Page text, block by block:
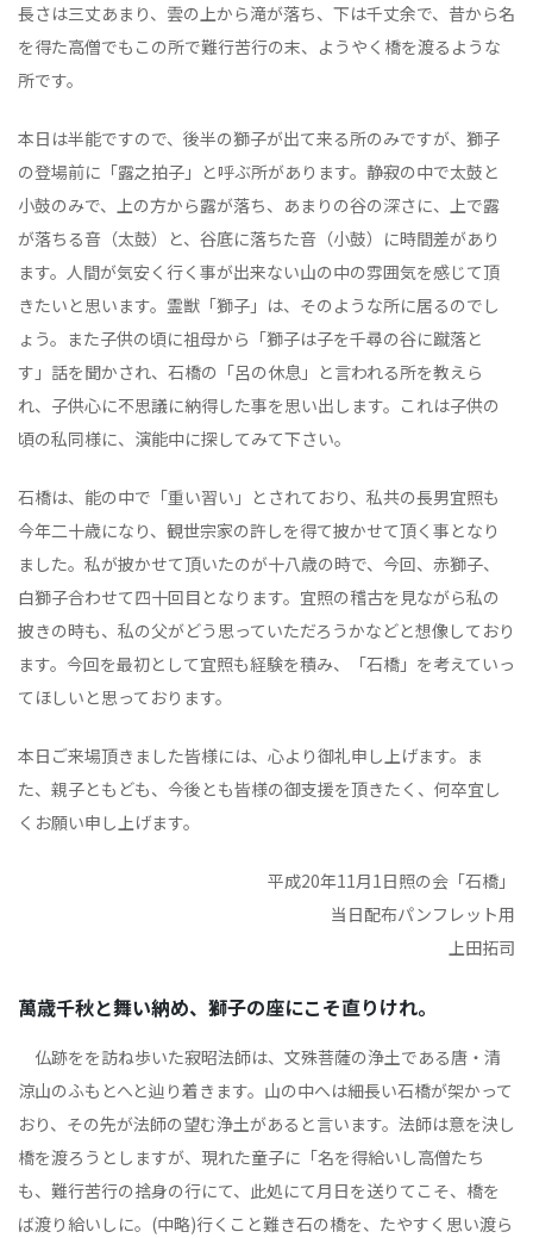
長さは三丈あまり、雲の上から滝が落ち、下は千丈余で、昔から名
を得た高僧でもこの所で難行苦行の末、ようやく橋を渡るような
所です。
本日は半能ですので、後半の獅子が出て来る所のみですが、獅子
の登場前に「露之拍子」と呼ぶ所があります。静寂の中で太鼓と
小鼓のみで、上の方から露が落ち、あまりの谷の深さに、上で露
が落ちる音（太鼓）と、谷底に落ちた音（小鼓）に時間差があり
ます。人間が気安く行く事が出来ない山の中の雰囲気を感じて頂
きたいと思います。霊獣「獅子」は、そのような所に居るのでし
ょう。また子供の頃に祖母から「獅子は子を千尋の谷に蹴落と
す」話を聞かされ、石橋の「呂の休息」と言われる所を教えら
れ、子供心に不思議に納得した事を思い出します。これは子供の
頃の私同様に、演能中に探してみて下さい。
石橋は、能の中で「重い習い」とされており、私共の長男宜照も
今年二十歳になり、観世宗家の許しを得て披かせて頂く事となり
ました。私が披かせて頂いたのが十八歳の時で、今回、赤獅子、
白獅子合わせて四十回目となります。宜照の稽古を見ながら私の
披きの時も、私の父がどう思っていただろうかなどと想像しており
ます。今回を最初として宜照も経験を積み、「石橋」を考えていっ
てほしいと思っております。
本日ご来場頂きました皆様には、心より御礼申し上げます。ま
た、親子ともども、今後とも皆様の御支援を頂きたく、何卒宜し
くお願い申し上げます。
平成20年11月1日照の会「石橋」
当日配布パンフレット用
上田拓司
萬歳千秋と舞い納め、獅子の座にこそ直りけれ。
仏跡をを訪ね歩いた寂昭法師は、文殊菩薩の浄土である唐・清
涼山のふもとへと辿り着きます。山の中へは細長い石橋が架かって
おり、その先が法師の望む浄土があると言います。法師は意を決し
橋を渡ろうとしますが、現れた童子に「名を得給いし高僧たち
も、難行苦行の捨身の行にて、此処にて月日を送りてこそ、橋を
ば渡り給いしに。(中略)行くこと難き石の橋を、たやすく思い渡ら